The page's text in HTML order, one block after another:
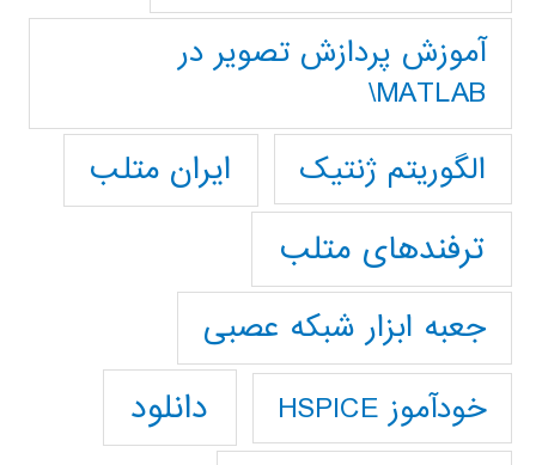
آموزش پردازش تصوير در
MATLAB\
الگوریتم ژنتیک
ایران متلب
ترفندهای متلب
جعبه ابزار شبکه عصبی
خودآموز HSPICE دانلود